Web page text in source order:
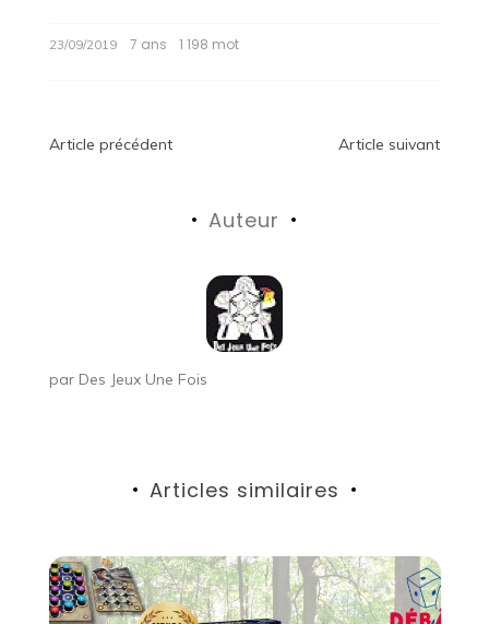
23/09/2019 7 ans 1 198 mot
Navigation
Article précédent Article suivant
Auteur
par Des Jeux Une Fois
Articles similaires